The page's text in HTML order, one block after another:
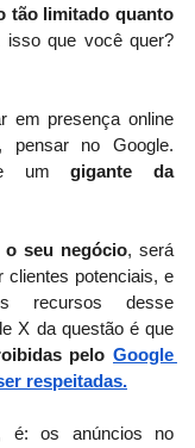
tão limitado quanto
que você quer?
em presença online
pensar no Google.
um gigante da
o seu negócio, será
clientes potenciais, e
desse
pelo Google
respeitadas.
é: os anúncios no